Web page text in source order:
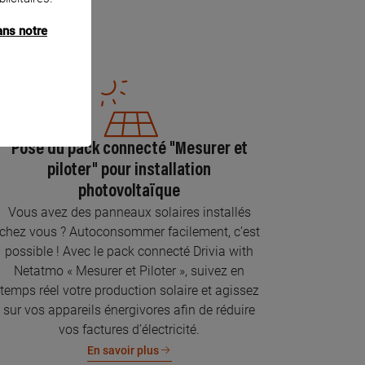
Pose du pack connecté "Mesurer et
piloter" pour installation
photovoltaïque
Vous avez des panneaux solaires installés
chez vous ? Autoconsommer facilement, c’est
possible ! Avec le pack connecté Drivia with
Netatmo « Mesurer et Piloter », suivez en
temps réel votre production solaire et agissez
sur vos appareils énergivores afin de réduire
vos factures d’électricité.
En savoir plus
notre